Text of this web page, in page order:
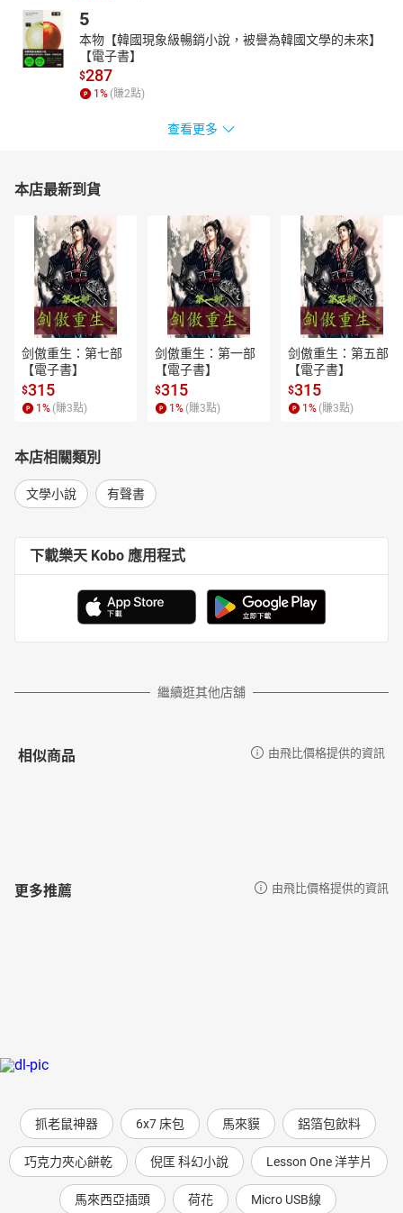
5
本物【韓國現象級暢銷小說，被譽為韓國文學的未來】
【電子書】
$287
1 % (賺2點)
查看更多
本店最新到貨
剑傲重生：第七部
【電子書】
$315
1% (賺3點)
剑傲重生：第一部
【電子書】
$315
1% (賺3點)
剑傲重生：第五部
【電子書】
$315
1% (賺3點)
本店相關類別
文學小說 有聲書
下載樂天 Kobo 應用程式
繼續逛其他店舖
相似商品 由飛比價格提供的資訊
更多推薦 由飛比價格提供的資訊
抓老鼠神器 6x7 床包 馬來貘 鋁箔包飲料
巧克力夾心餅乾 倪匡 科幻小說 Lesson One 洋芋片
馬來西亞插頭 荷花 Micro USB線